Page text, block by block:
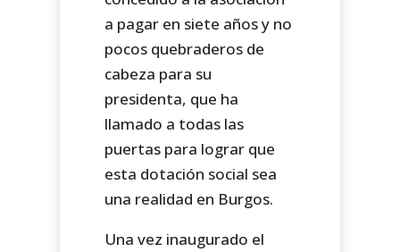
a pagar en siete años y no
pocos quebraderos de
cabeza para su
presidenta, que ha
llamado a todas las
puertas para lograr que
esta dotación social sea
una realidad en Burgos.
Una vez inaugurado el